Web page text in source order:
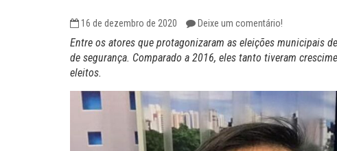
16 de dezembro de 2020 Deixe um comentário!
Entre os atores que protagonizaram as eleições municipais
de segurança. Comparado a 2016, eles tanto tiveram
eleitos.